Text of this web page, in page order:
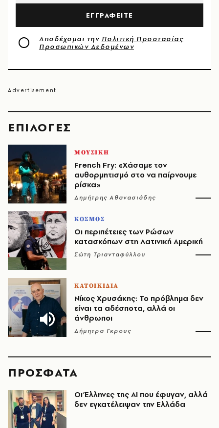
EΠΙΛΟΓΈΣ
ΜΟΥΣΙΚΗ
French Fry: «Χάσαμε τον
αυθορμητισμό στο να παίρνουμε
ρίσκα»
Δημήτρης Αθανασιάδης
ΚΟΣΜΟΣ
Οι περιπέτειες των Ρώσων
κατασκόπων στη Λατινική Αμερική
Σώτη Τριανταφύλλου
ΚΑΤΟΙΚΙΔΙΑ
Νίκος Χρυσάκης: Το πρόβλημα δεν
είναι τα αδέσποτα, αλλά οι
άνθρωποι
Δήμητρα Γκρους
ΕΓΓΡΑΦΕΙΤΕ
Αποδέχομαι την Πολιτική Προστασίας
Προσωπικών Δεδομένων
ΠΡΟΣΦΑΤΑ
Οι Έλληνες της ΑΙ που έφυγαν, αλλά
δεν εγκατέλειψαν την Ελλάδα